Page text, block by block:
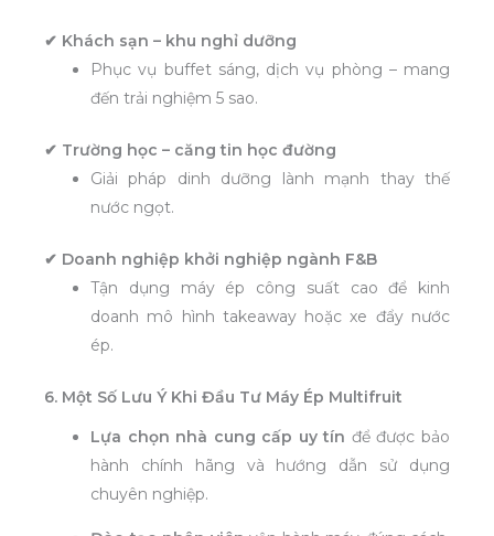
✔ Khách sạn – khu nghỉ dưỡng
Phục vụ buffet sáng, dịch vụ phòng – mang
đến trải nghiệm 5 sao.
✔ Trường học – căng tin học đường
Giải pháp dinh dưỡng lành mạnh thay thế
nước ngọt.
✔ Doanh nghiệp khởi nghiệp ngành F&B
Tận dụng máy ép công suất cao để kinh
doanh mô hình takeaway hoặc xe đẩy nước
ép.
6. Một Số Lưu Ý Khi Đầu Tư Máy Ép Multifruit
Lựa chọn nhà cung cấp uy tín để được bảo
hành chính hãng và hướng dẫn sử dụng
chuyên nghiệp.